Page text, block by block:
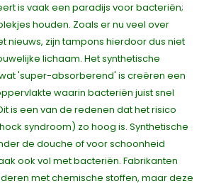
is vaak een paradijs voor bacteriën;
houden. Zoals er nu veel over
nieuws, zijn tampons hierdoor dus niet
lichaam. Het synthetische
'super-absorberend' is creëren een
waarin bacteriën juist snel
is een van de redenen dat het risico
syndroom) zo hoog is. Synthetische
de douche of voor schoonheid
ook vol met bacteriën. Fabrikanten
met chemische stoffen, maar deze